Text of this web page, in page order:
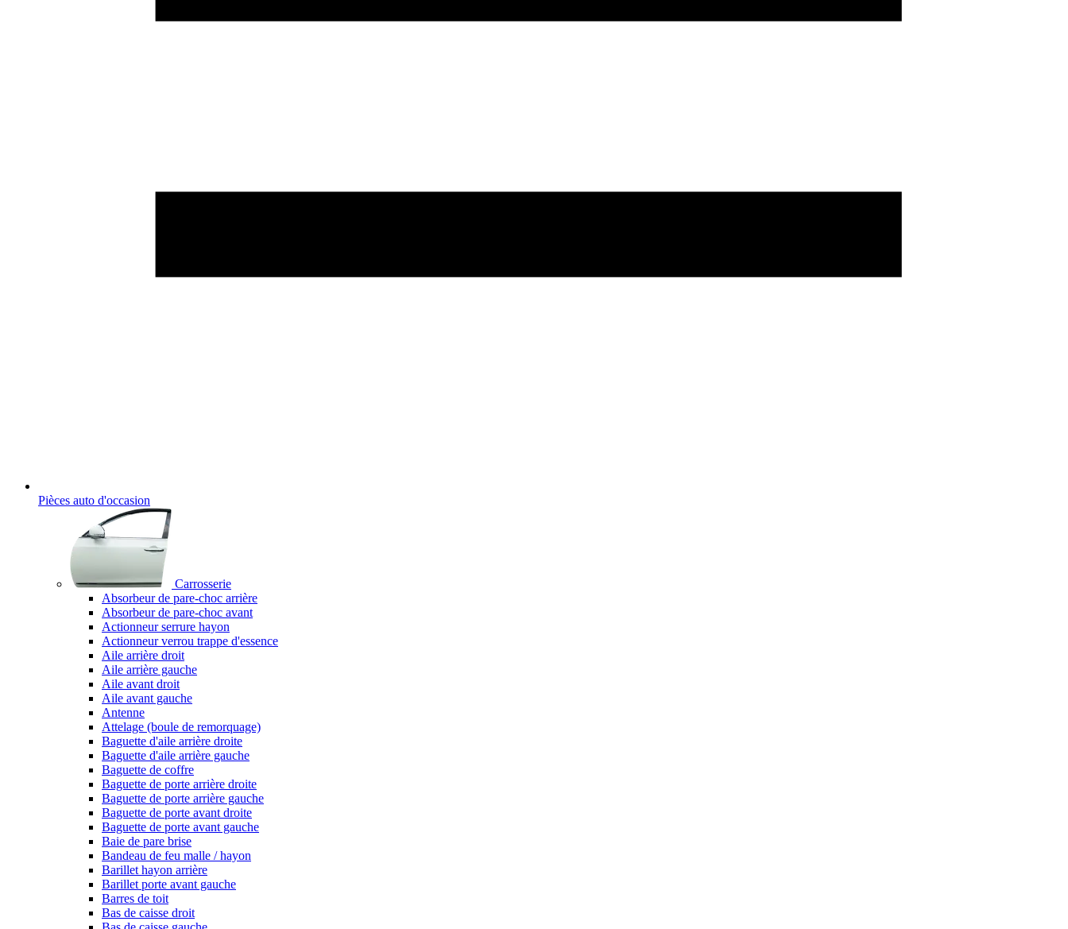
Pièces auto d'occasion
Carrosserie
Absorbeur de pare-choc arrière
Absorbeur de pare-choc avant
Actionneur serrure hayon
Actionneur verrou trappe d'essence
Aile arrière droit
Aile arrière gauche
Aile avant droit
Aile avant gauche
Antenne
Attelage (boule de remorquage)
Baguette d'aile arrière droite
Baguette d'aile arrière gauche
Baguette de coffre
Baguette de porte arrière droite
Baguette de porte arrière gauche
Baguette de porte avant droite
Baguette de porte avant gauche
Baie de pare brise
Bandeau de feu malle / hayon
Barillet hayon arrière
Barillet porte avant gauche
Barres de toit
Bas de caisse droit